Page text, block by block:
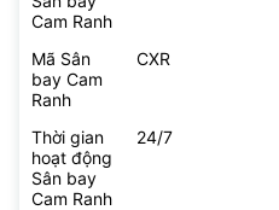
Cam Ranh
Mã Sân
bay Cam
Ranh
CXR
Thời gian
hoạt động
Sân bay
Cam Ranh
24/7